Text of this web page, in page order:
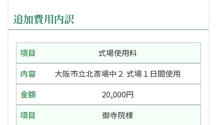
追加費用内訳
式場使用料
大阪市立北斎場中２ 式場１日間使用
20,000円
御寺院様